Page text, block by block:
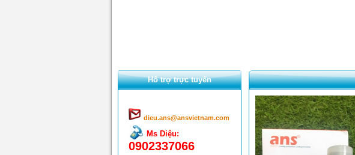
Hổ trợ trực tuyến
dieu.ans@ansvietnam.com
Ms Diệu:
0902337066